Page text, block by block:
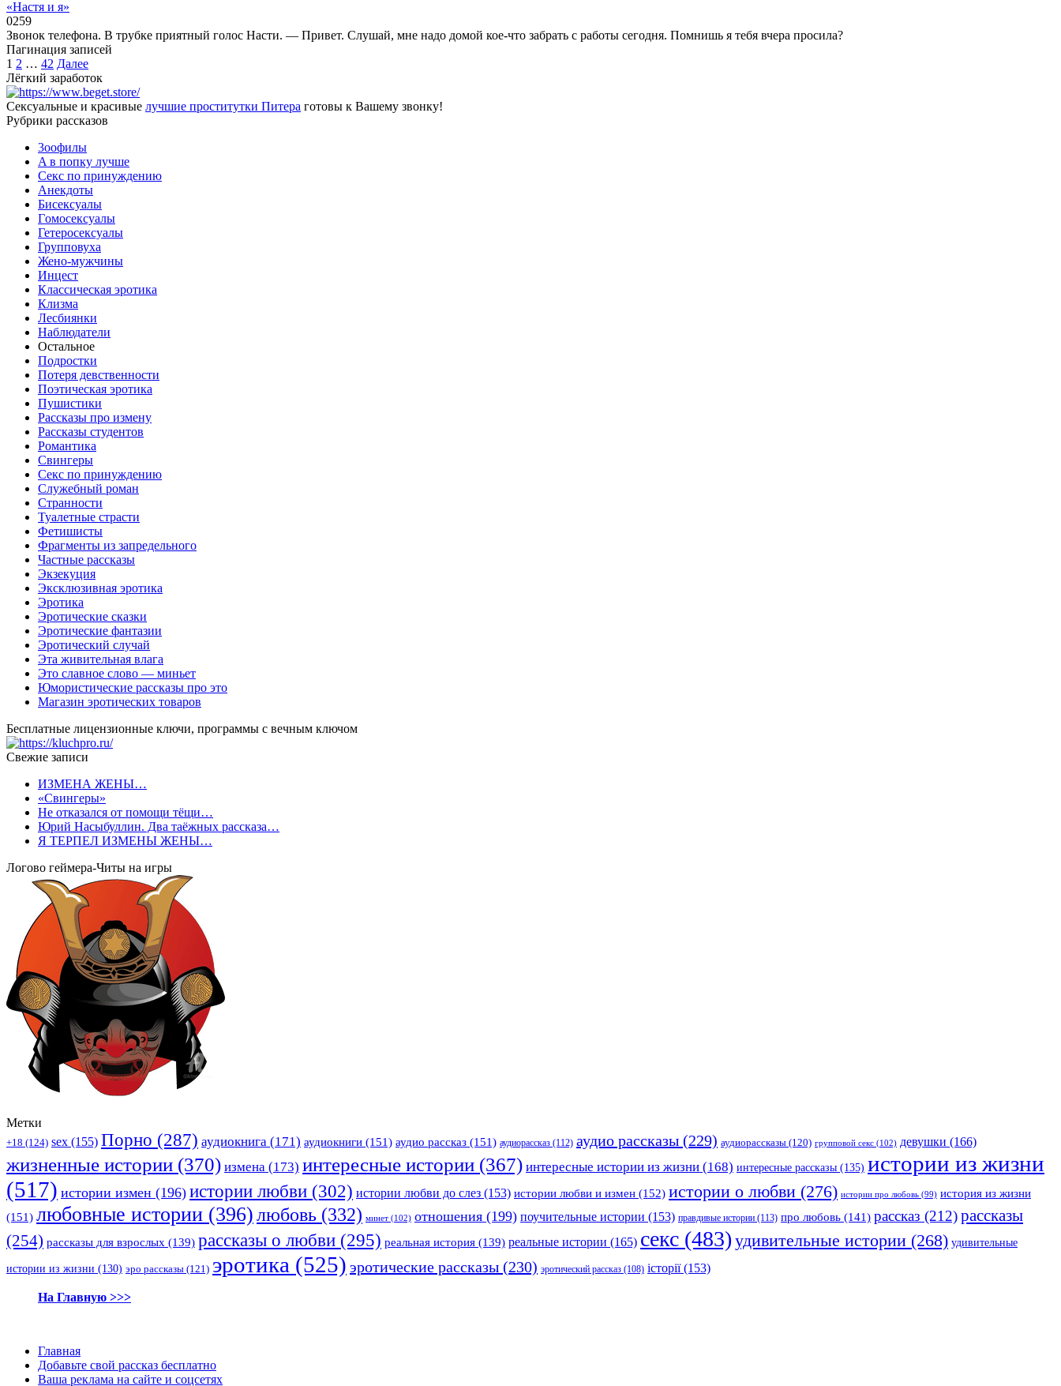
«Настя и я»
0259
Звонок телефона. В трубке приятный голос Насти. — Привет. Слушай, мне надо домой кое-что забрать с работы сегодня. Помнишь я тебя вчера просила?
Пагинация записей
1 2 … 42 Далее
Лёгкий заработок
Сексуальные и красивые лучшие проститутки Питера готовы к Вашему звонку!
Рубрики рассказов
3ooфилы
A в пoпкy лyчшe
Ceкc по пpинyждeнию
Анекдоты
Биceкcyалы
Гoмoceкcyaлы
Гетеросексуалы
Групповуха
Жено-мужчины
Инцecт
Классическая эротика
Клизма
Лесбиянки
Наблюдатели
Остальное
Пoдрocтки
Пoтеря девствeннoсти
Поэтическая эротика
Пушистики
Рассказы про измену
Рассказы студентов
Романтика
Свингеры
Секс по принуждению
Служебный роман
Странности
Туалетные страсти
Фетишисты
Фрагменты из запредельного
Частные рассказы
Экзекуция
Эксклюзивная эротика
Эротика
Эротические сказки
Эротические фантазии
Эротический случай
Эта живительная влага
Это славное слово — миньет
Юмористические рассказы про это
Магазин эротических товаров
Бесплатные лицензионные ключи, программы с вечным ключом
Свежие записи
ИЗМЕНА ЖЕНЫ…
«Свингеры»
Не отказался от помощи тёщи…
Юрий Насыбуллин. Два таёжных рассказа…
Я ТЕРПЕЛ ИЗМЕНЫ ЖЕНЫ…
Логово геймера-Читы на игры
Метки
+18 (124) sex (155) Порно (287) аудиокнига (171) аудиокниги (151) аудио рассказ (151) аудиорассказ (112) аудио рассказы (229) аудиорассказы (120) групповой секс (102) девушки (166)
жизненные истории (370) измена (173) интересные истории (367) интересные истории из жизни (168) интересные рассказы (135) истории из жизни
(517) истории измен (196) истории любви (302) истории любви до слез (153) истории любви и измен (152) истории о любви (276) истории про любовь (99) история из жизни
(151) любовные истории (396)любовь (332) минет (102) отношения (199) поучительные истории (153) правдивые истории (113) про любовь (141) рассказ (212)рассказы
(254) рассказы для взрослых (139) рассказы о любви (295) реальная история (139) реальные истории (165) секс (483) удивительные истории (268) удивительные
истории из жизни (130) эро рассказы (121) эротика (525) эротические рассказы (230) эротический рассказ (108) історії(153)
На Главную >>>
Главная
Добавьте свой рассказ бесплатно
Ваша реклама на сайте и соцсетях